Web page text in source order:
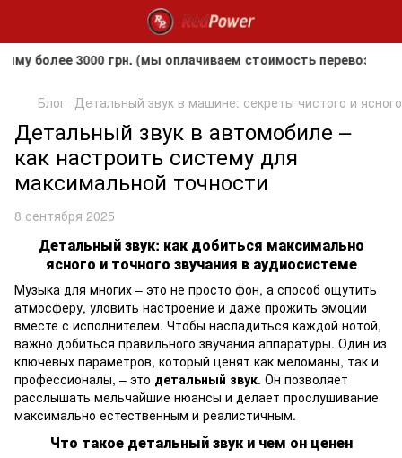
3000 грн. (мы оплачиваем стоимость перевозки до
Блог Детальный звук в машине: секреты чистого и
Детальный звук в автомобиле –
как настроить систему для
максимальной точности
8 сентября 2025
Детальный звук: как добиться максимально
ясного и точного звучания в аудиосистеме
Музыка для многих – это не просто фон, а способ ощутить
атмосферу, уловить настроение и даже прожить эмоции
вместе с исполнителем. Чтобы насладиться каждой нотой,
важно добиться правильного звучания аппаратуры. Один из
ключевых параметров, который ценят как меломаны, так и
профессионалы, – это детальный звук. Он позволяет
расслышать мельчайшие нюансы и делает прослушивание
максимально естественным и реалистичным.
Что такое детальный звук и чем он ценен